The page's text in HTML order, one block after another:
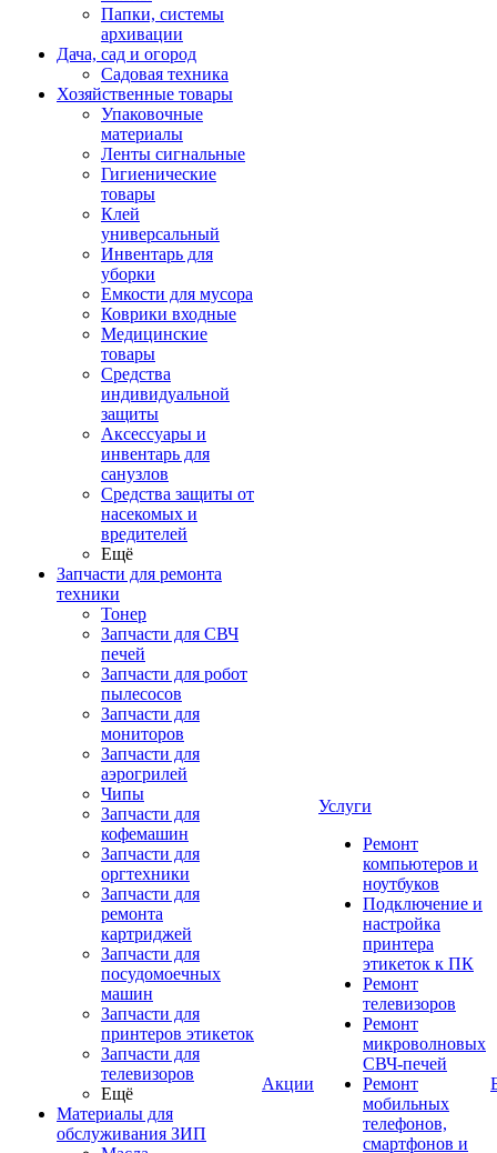
Папки, системы
архивации
Дача, сад и огород
Садовая техника
Хозяйственные товары
Упаковочные
материалы
Ленты сигнальные
Гигиенические
товары
Клей
универсальный
Инвентарь для
уборки
Емкости для мусора
Коврики входные
Медицинские
товары
Средства
индивидуальной
защиты
Аксессуары и
инвентарь для
санузлов
Средства защиты от
насекомых и
вредителей
Ещё
Запчасти для ремонта
техники
Тонер
Запчасти для СВЧ
печей
Запчасти для робот
пылесосов
Запчасти для
мониторов
Запчасти для
аэрогрилей
Чипы
Запчасти для
кофемашин
Запчасти для
оргтехники
Запчасти для
ремонта
картриджей
Запчасти для
посудомоечных
машин
Запчасти для
принтеров этикеток
Запчасти для
телевизоров
Ещё
Материалы для
обслуживания ЗИП
Акции
Услуги
Ремонт
компьютеров и
ноутбуков
Подключение и
настройка
принтера
этикеток к ПК
Ремонт
телевизоров
Ремонт
микроволновых
СВЧ-печей
Ремонт
мобильных
телефонов,
смартфонов и